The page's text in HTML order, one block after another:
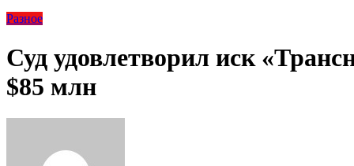
Разное
Суд удовлетворил иск
$85 млн